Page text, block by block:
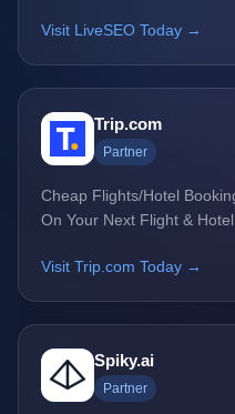
Visit LiveSEO Today →
Trip.com
Partner
Cheap Flights/Hotel
On Your Next Flight &
Visit Trip.com Today →
Spiky.ai
Partner